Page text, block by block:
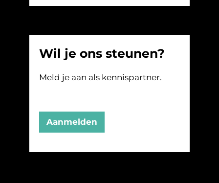
Wil je ons steunen?
Meld je aan als kennispartner.
Aanmelden